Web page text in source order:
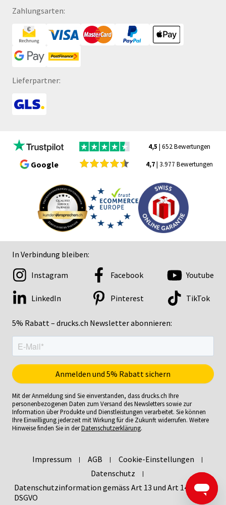
Zahlungsarten:
Lieferpartner:
4,5 | 652 Bewertungen
Google 4,7| 3.977 Bewertungen
In Verbindung bleiben:
5% Rabatt – drucks.ch Newsletter abonnieren:
Instagram Facebook Youtube
LinkedIn Pinterest TikTok
Mit der Anmeldung sind Sie einverstanden, dass drucks.ch Ihre
personenbezogenen Daten zum Versand des Newsletters sowie zur
Information über Produkte und Dienstleistungen verarbeitet. Sie können
Ihre Einwilligung jederzeit mit Wirkung für die Zukunft widerrufen. Weitere
Hinweise finden Sie in derDatenschutzerklärung.
Impressum AGB
Cookie-Einstellungen
Datenschutz
Datenschutzinformation gemäss Art 13 und Art 14
DSGVO